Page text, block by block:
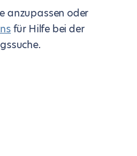
anzupassen oder
für Hilfe bei der